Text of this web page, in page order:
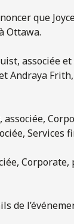
que
Ottawa.
associée
Andraya
associée,
Services
de